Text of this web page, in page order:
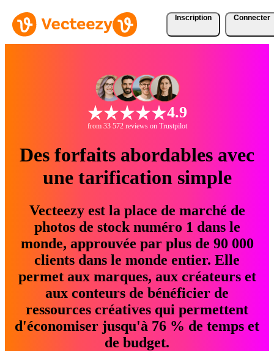
Inscription Connecter
4.9
from 33 572 reviews on Trustpilot
Des forfaits abordables avec
une tarification simple
Vecteezy est la place de marché de
photos de stock numéro 1 dans le
monde, approuvée par plus de 90 000
clients dans le monde entier. Elle
permet aux marques, aux créateurs et
aux conteurs de bénéficier de
ressources créatives qui permettent
d'économiser jusqu'à 76 % de temps et
de budget.